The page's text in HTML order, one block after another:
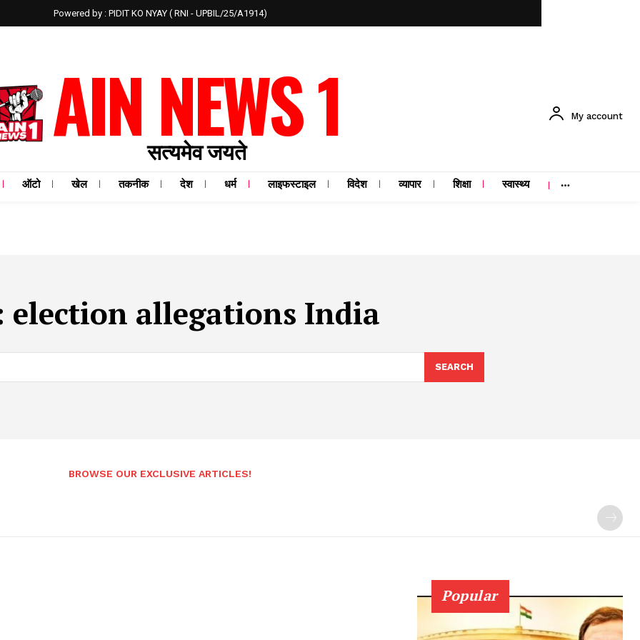
Powered by : PIDIT KO NYAY ( RNI - UPBIL/25/A1914)
AIN NEWS 1
सत्यमेव जयते
My account
ऑटो खेल तकनीक देश धर्म लाइफस्टाइल विदेश व्यापार शिक्षा स्वास्थ्य
election allegations India
SEARCH
BROWSE OUR EXCLUSIVE ARTICLES!
Popular